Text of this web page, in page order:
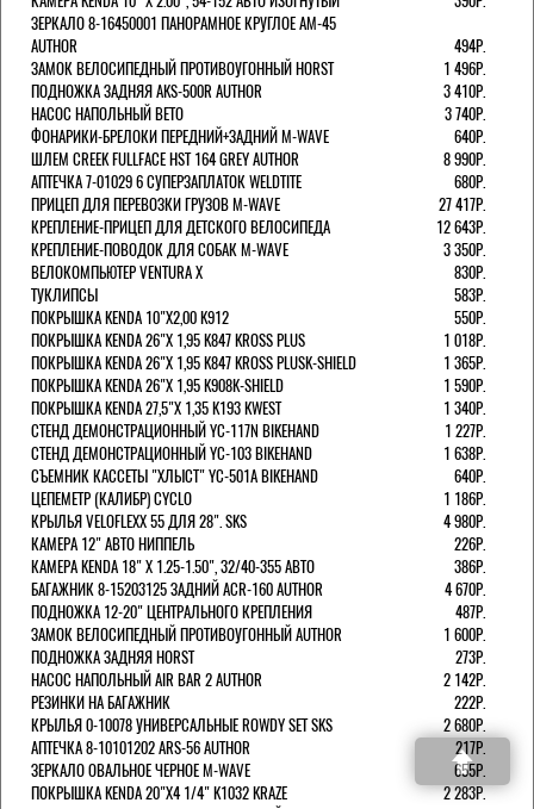
ЗЕРКАЛО 8-16450001 ПАНОРАМНОЕ КРУГЛОЕ AM-45
AUTHOR
494Р.
ЗАМОК ВЕЛОСИПЕДНЫЙ ПРОТИВОУГОННЫЙ HORST
1 496Р.
ПОДНОЖКА ЗАДНЯЯ AKS-500R AUTHOR
3 410Р.
НАСОС НАПОЛЬНЫЙ BETO
3 740Р.
ФОНАРИКИ-БРЕЛОКИ ПЕРЕДНИЙ+ЗАДНИЙ M-WAVE
640Р.
ШЛЕМ CREEK FULLFACE HST 164 GREY AUTHOR
8 990Р.
АПТЕЧКА 7-01029 6 СУПЕРЗАПЛАТОК WELDTITE
680Р.
ПРИЦЕП ДЛЯ ПЕРЕВОЗКИ ГРУЗОВ M-WAVE
27 417Р.
КРЕПЛЕНИЕ-ПРИЦЕП ДЛЯ ДЕТСКОГО ВЕЛОСИПЕДА
12 643Р.
КРЕПЛЕНИЕ-ПОВОДОК ДЛЯ СОБАК M-WAVE
3 350Р.
ВЕЛОКОМПЬЮТЕР VENTURA Х
830Р.
ТУКЛИПСЫ
583Р.
ПОКРЫШКА KENDA 10"Х2,00 K912
550Р.
ПОКРЫШКА KENDA 26"Х 1,95 K847 KROSS PLUS
1 018Р.
ПОКРЫШКА KENDA 26"Х 1,95 K847 KROSS PLUSK-SHIELD
1 365Р.
ПОКРЫШКА KENDA 26"Х 1,95 K908K-SHIELD
1 590Р.
ПОКРЫШКА KENDA 27,5"Х 1,35 K193 KWEST
1 340Р.
СТЕНД ДЕМОНСТРАЦИОННЫЙ YC-117N BIKEHAND
1 227Р.
СТЕНД ДЕМОНСТРАЦИОННЫЙ YC-103 BIKEHAND
1 638Р.
СЪЕМНИК КАССЕТЫ "ХЛЫСТ" YC-501A BIKEHAND
640Р.
ЦЕПЕМЕТР (КАЛИБР) CYCLO
1 186Р.
КРЫЛЬЯ VELOFLEXX 55 ДЛЯ 28". SKS
4 980Р.
КАМЕРА 12" АВТО НИППЕЛЬ
226Р.
КАМЕРА KENDA 18" Х 1.25-1.50", 32/40-355 АВТО
386Р.
БАГАЖНИК 8-15203125 ЗАДНИЙ ACR-160 AUTHOR
4 670Р.
ПОДНОЖКА 12-20" ЦЕНТРАЛЬНОГО КРЕПЛЕНИЯ
487Р.
ЗАМОК ВЕЛОСИПЕДНЫЙ ПРОТИВОУГОННЫЙ AUTHOR
1 600Р.
ПОДНОЖКА ЗАДНЯЯ HORST
273Р.
НАСОС НАПОЛЬНЫЙ AIR BAR 2 AUTHOR
2 142Р.
РЕЗИНКИ НА БАГАЖНИК
222Р.
КРЫЛЬЯ 0-10078 УНИВЕРСАЛЬНЫЕ ROWDY SET SKS
2 680Р.
АПТЕЧКА 8-10101202 ARS-56 AUTHOR
217Р.
ЗЕРКАЛО ОВАЛЬНОЕ ЧЕРНОЕ M-WAVE
655Р.
ПОКРЫШКА KENDA 20"Х4 1/4" K1032 KRAZE
2 283Р.